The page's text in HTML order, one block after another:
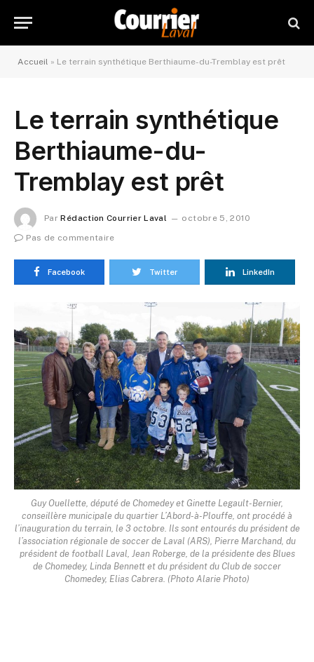
Accueil » Le terrain synthétique Berthiaume-du-Tremblay est prêt
Le terrain synthétique
Berthiaume-du-
Tremblay est prêt
Par Rédaction Courrier Laval
octobre 5, 2010
Pas de commentaire
Facebook Twitter LinkedIn
Guy Ouellette, député de Chomedey et Ginette Legault-Bernier,
conseillère municipale du quartier L’Abord-à-Plouffe, ont procédé à
l’inauguration du terrain, le 3 octobre. Ils sont entourés du président de
l’association régionale de soccer de Laval (ARS), Pierre Marchand, du
président de football Laval, Jean Roberge, de la présidente des Blues
de Chomedey, Linda Bennett et du président du Club de soccer
Chomedey, Elias Cabrera. (Photo Alarie Photo)